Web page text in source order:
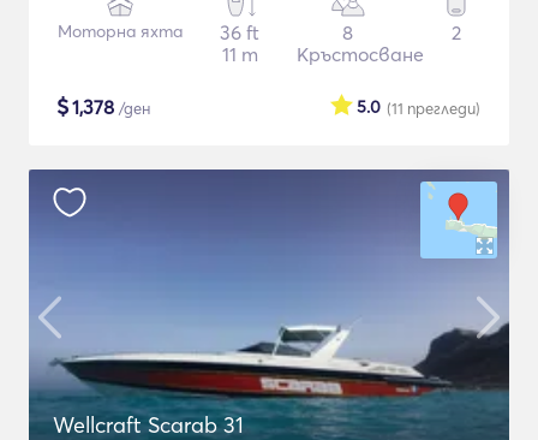
Моторна яхта
36 ft
11 m
8
Кръстосване
2
$1,378 /ден (11 прегледи)
5.0
Wellcraft Scarab 31